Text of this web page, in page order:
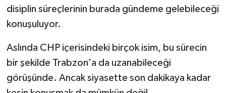
disiplin süreçlerinin burada gündeme gelebileceği
konuşuluyor.
Aslında CHP içerisindeki birçok isim, bu sürecin
bir şekilde Trabzon'a da uzanabileceği
görüşünde. Ancak siyasette son dakikaya kadar